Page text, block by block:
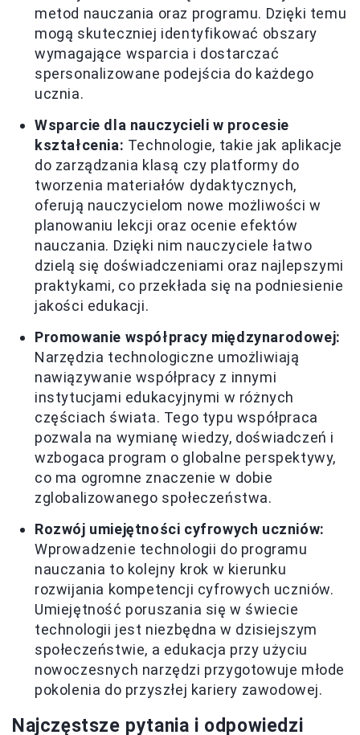
metod nauczania oraz programu. Dzięki temu
mogą skuteczniej identyfikować obszary
wymagające wsparcia i dostarczać
spersonalizowane podejścia do każdego
ucznia.
Wsparcie dla nauczycieli w procesie
kształcenia: Technologie, takie jak aplikacje
do zarządzania klasą czy platformy do
tworzenia materiałów dydaktycznych,
oferują nauczycielom nowe możliwości w
planowaniu lekcji oraz ocenie efektów
nauczania. Dzięki nim nauczyciele łatwo
dzielą się doświadczeniami oraz najlepszymi
praktykami, co przekłada się na podniesienie
jakości edukacji.
Promowanie współpracy międzynarodowej:
Narzędzia technologiczne umożliwiają
nawiązywanie współpracy z innymi
instytucjami edukacyjnymi w różnych
częściach świata. Tego typu współpraca
pozwala na wymianę wiedzy, doświadczeń i
wzbogaca program o globalne perspektywy,
co ma ogromne znaczenie w dobie
zglobalizowanego społeczeństwa.
Rozwój umiejętności cyfrowych uczniów:
Wprowadzenie technologii do programu
nauczania to kolejny krok w kierunku
rozwijania kompetencji cyfrowych uczniów.
Umiejętność poruszania się w świecie
technologii jest niezbędna w dzisiejszym
społeczeństwie, a edukacja przy użyciu
nowoczesnych narzędzi przygotowuje młode
pokolenia do przyszłej kariery zawodowej.
Najczęstsze pytania i odpowiedzi